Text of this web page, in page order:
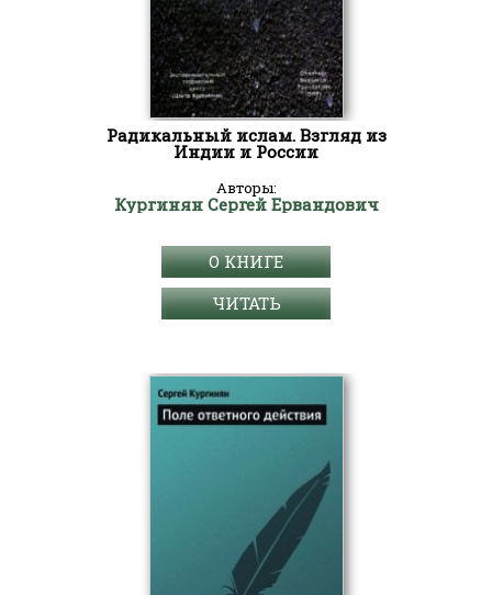
Радикальный ислам. Взгляд из
Индии и России
Авторы:
Кургинян Сергей Ервандович
О КНИГЕ
ЧИТАТЬ